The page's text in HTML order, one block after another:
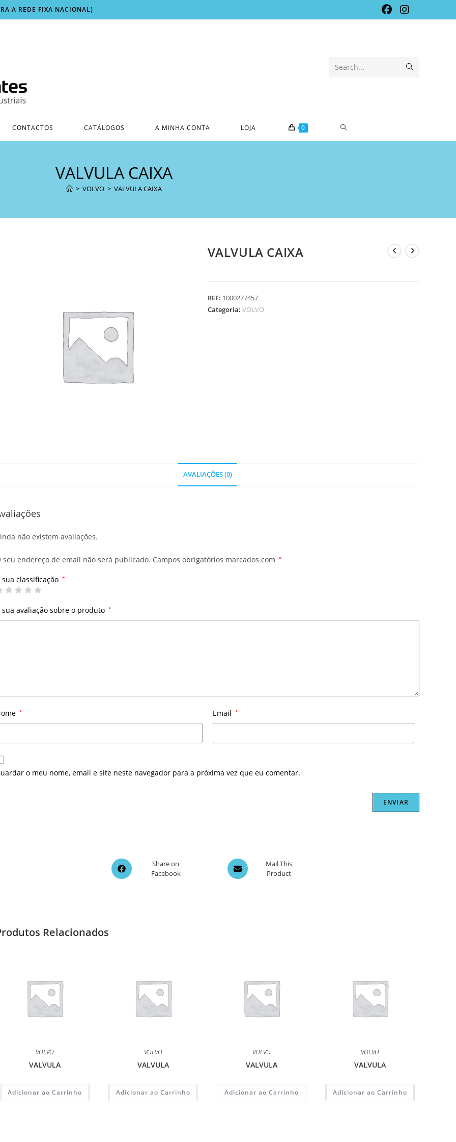
A REDE FIXA NACIONAL)
Search...
CONTACTOS CATÁLOGOS A MINHA CONTA LOJA 0 TOGGLE
VALVULA CAIXA
> VOLVO > VALVULA CAIXA
VALVULA CAIXA
REF: 1000277457
Categoria: VOLVO
AVALIAÇÕES (0)
não existem avaliações.
seu endereço de email não será publicado. Campos obrigatórios marcados com *
sua classificação *
sua avaliação sobre o produto *
* Email *
o meu nome, email e site neste navegador para a próxima vez que eu comentar.
Opens
in
Share on
Facebook
Opens
in
Mail This
Product
Relacionados
VOLVO
VALVULA
Adicionar ao Carrinho
VOLVO
VALVULA
Adicionar ao Carrinho
VOLVO
VALVULA
Adicionar ao Carrinho
VOLVO
VALVULA
Adicionar ao Carrinho